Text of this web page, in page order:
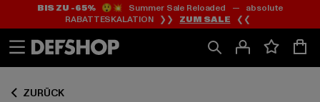
Zum
Inhalt
springen
Zum
Fußzeile
springen
BIS ZU -65%😲💥 Summer Sale Reloaded — absolute
RABATTESKALATION ❯❯ ZUM SALE ❮❮
ZURÜCK
Zum
Produktraster
springen